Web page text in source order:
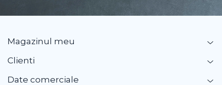
Magazinul meu
Clienti
Date comerciale